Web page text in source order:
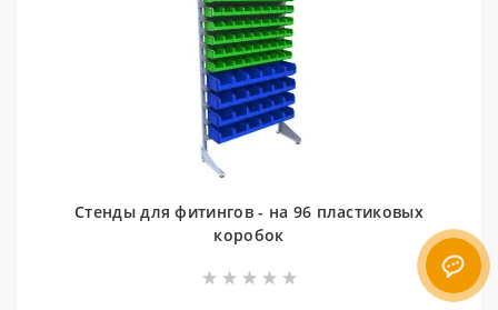
Стенды для фитингов - на 96 пластиковых
коробок